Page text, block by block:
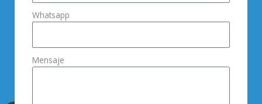
Whatsapp
Mensaje